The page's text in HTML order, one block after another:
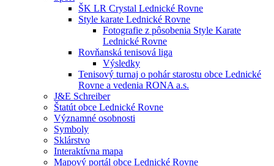
ŠK LR Crystal Lednické Rovne
Style karate Lednické Rovne
Fotografie z pôsobenia Style Karate
Lednické Rovne
Rovňanská tenisová liga
Výsledky
Tenisový turnaj o pohár starostu obce Lednické
Rovne a vedenia RONA a.s.
J&E Schreiber
Štatút obce Lednické Rovne
Významné osobnosti
Symboly
Sklárstvo
Interaktívna mapa
Mapový portál obce Lednické Rovne